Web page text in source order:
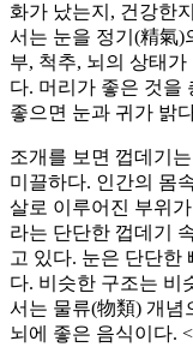
화가 났는지, 건강한
서는 눈을 정기(精氣)
부, 척추, 뇌의 상태가
다. 머리가 좋은 것을
좋으면 눈과 귀가 밝
조개를 보면 껍데기
미끌하다. 인간의 몸
살로 이루어진 부위
라는 단단한 껍데기
고 있다. 눈은 단단한
다. 비슷한 구조는 비
서는 물류(物類) 개념
뇌에 좋은 음식이다.